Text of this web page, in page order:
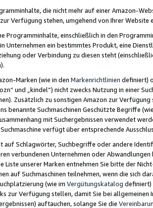
die nicht mehr auf einer Amazon-
Verfügung stehen, umgehend von Ihrer
Programminhalte, einschließlich in den
Unternehmen ein bestimmtes Produkt, eine
oder Verbindung zu diesen steht
Marken (wie in den Markenrichtlinien definiert)
und „kindel“) nicht zwecks Nutzung in einer
Zusätzlich zu sonstigen Amazon zur
benannte Suchmaschinen Geschützte Begriffe
mit Suchergebnissen verwendet
verfügt über entsprechende
auf Schlagwörter, Suchbegriffe oder andere
verbundenen Unternehmen oder
Liste unserer Marken entnehmen Sie bitte der
auf Suchmaschinen teilnehmen, wenn die sich
(wie im Vergütungskatalog definiert)
zur Verfügung stellen, damit Sie bei
auftauchen, solange Sie die